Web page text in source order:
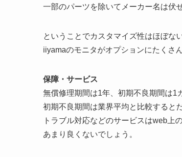
一部のパーツを除いてメーカー名は伏
ということでカスタマイズ性はほぼな
iiyamaのモニタがオプションにたくさ
保障・サービス
無償修理期間は1年、初期不良期間は1
初期不良期間は業界平均と比較すると
トラブル対応などのサービスはweb上
あまり良くないでしょう。